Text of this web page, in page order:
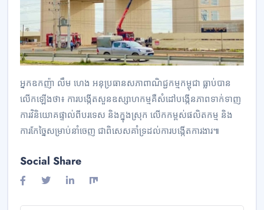
អ្នកឧកញ៉ា លឹម ហេង អនុប្រធានសភាពាណិជ្ជកម្មកម្ពុជា ធ្លាប់បាន
លើកឡើងថា៖ ការបង្កើតសួនឧស្សាហកម្មគឺសំដៅបង្កើនភាពទាក់ទាញ
ការវិនិយោគផ្ទាល់ពីបរទេស និងក្នុងស្រុក លើកកម្ពស់ផលិតកម្ម និង
ការកែច្នៃសម្រាប់នាំចេញ ជាពិសេសគាំទ្រដល់ការបង្កើតការងារ៕
Social Share